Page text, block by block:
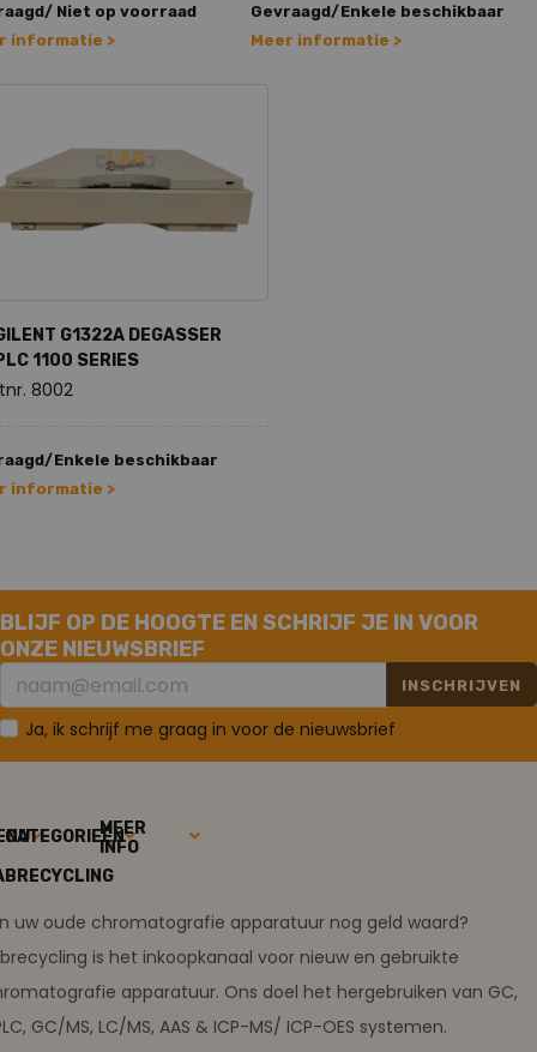
Niet op voorraad
informatie >
Gevraagd/Enkele beschikbaar
Meer informatie >
G1322A DEGASSER
1100 SERIES
8002
Enkele beschikbaar
informatie >
BLIJF OP DE HOOGTE EN SCHRIJF JE IN VOOR
ONZE NIEUWSBRIEF
INSCHRIJVEN
Ja, ik schrijf me graag in voor de nieuwsbrief
CATEGORIEËNMEER
INFO
uw oude chromatografie apparatuur nog geld waard?
is het inkoopkanaal voor nieuw en gebruikte
apparatuur. Ons doel het hergebruiken van GC,
GC/MS, LC/MS, AAS & ICP-MS/ ICP-OES systemen.